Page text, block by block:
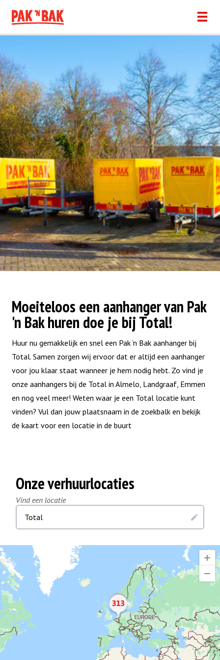
Moeiteloos een aanhanger van Pak
'n Bak huren doe je bij Total!
Huur nu gemakkelijk en snel een Pak ’n Bak aanhanger bij
Total. Samen zorgen wij ervoor dat er altijd een aanhanger
voor jou klaar staat wanneer je hem nodig hebt. Zo vind je
onze aanhangers bij de Total in Almelo, Landgraaf, Emmen
en nog veel meer! Weten waar je een Total locatie kunt
vinden? Vul dan jouw plaatsnaam in de zoekbalk en bekijk
de kaart voor een locatie in de buurt
Onze verhuurlocaties
Vind een locatie
Total